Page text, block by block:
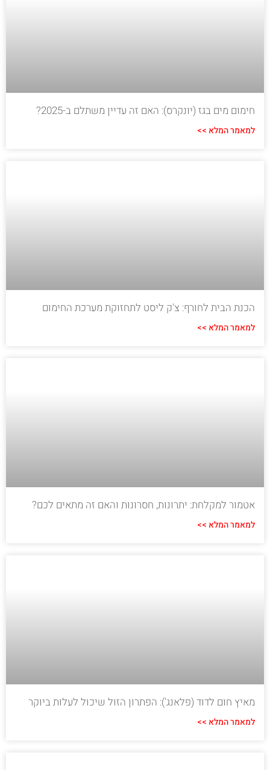
חימום מים בגז (יונקרס): האם זה עדיין משתלם ב-2025?
למאמר המלא >>
הכנת הבית לחורף: צ'ק ליסט לתחזוקת מערכת החימום
למאמר המלא >>
אטמור למקלחת: יתרונות, חסרונות והאם זה מתאים לכם?
למאמר המלא >>
מאיץ חום לדוד (פלאנג'): הפתרון הזול שיכול לעלות ביוקר
למאמר המלא >>